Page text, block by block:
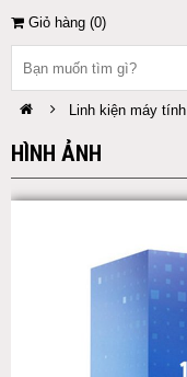
Giỏ hàng (0)
Linh kiện máy tính
HÌNH ẢNH